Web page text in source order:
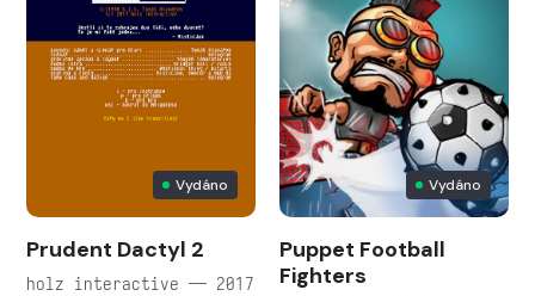
Vydáno
Prudent Dactyl 2
holz interactive — 2017
Vydáno
Puppet Football
Fighters